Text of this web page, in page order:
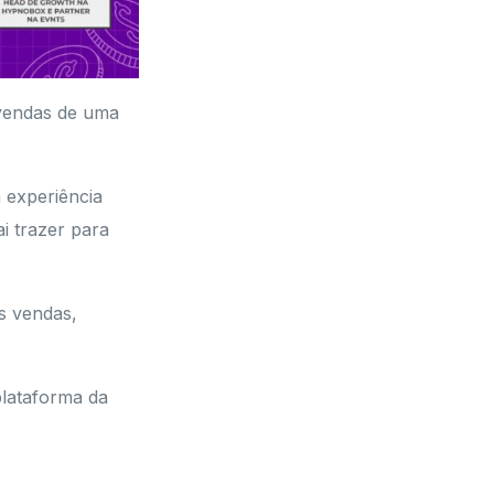
de uma
experiência
trazer para
vendas,
da